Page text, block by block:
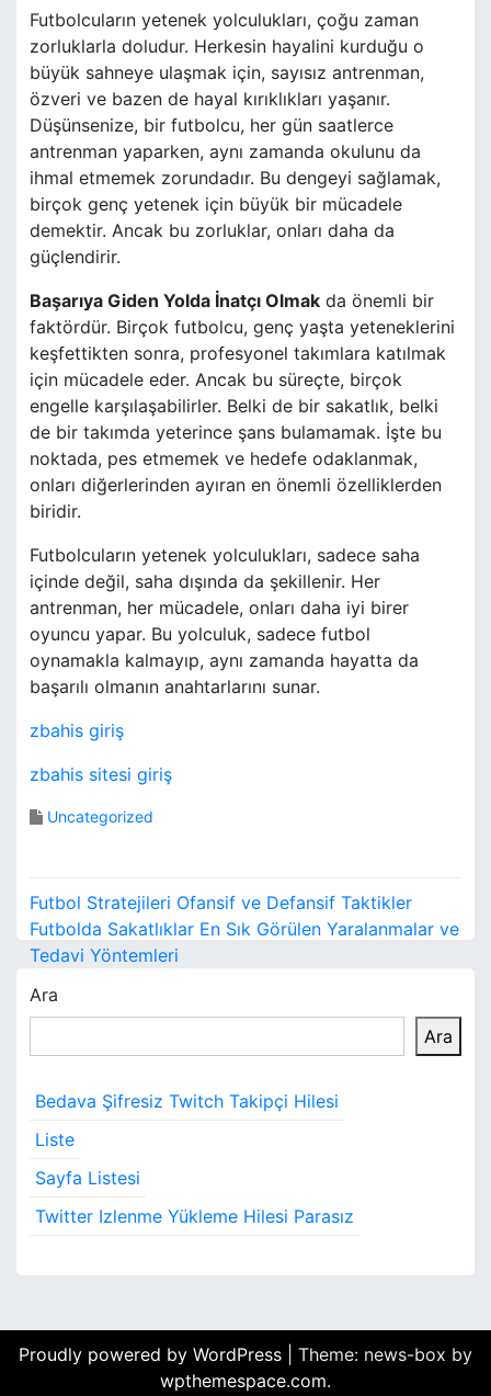
Futbolcuların yetenek yolculukları, çoğu zaman
zorluklarla doludur. Herkesin hayalini kurduğu o
büyük sahneye ulaşmak için, sayısız antrenman,
özveri ve bazen de hayal kırıklıkları yaşanır.
Düşünsenize, bir futbolcu, her gün saatlerce
antrenman yaparken, aynı zamanda okulunu da
ihmal etmemek zorundadır. Bu dengeyi sağlamak,
birçok genç yetenek için büyük bir mücadele
demektir. Ancak bu zorluklar, onları daha da
güçlendirir.
Başarıya Giden Yolda İnatçı Olmak da önemli bir
faktördür. Birçok futbolcu, genç yaşta yeteneklerini
keşfettikten sonra, profesyonel takımlara katılmak
için mücadele eder. Ancak bu süreçte, birçok
engelle karşılaşabilirler. Belki de bir sakatlık, belki
de bir takımda yeterince şans bulamamak. İşte bu
noktada, pes etmemek ve hedefe odaklanmak,
onları diğerlerinden ayıran en önemli özelliklerden
biridir.
Futbolcuların yetenek yolculukları, sadece saha
içinde değil, saha dışında da şekillenir. Her
antrenman, her mücadele, onları daha iyi birer
oyuncu yapar. Bu yolculuk, sadece futbol
oynamakla kalmayıp, aynı zamanda hayatta da
başarılı olmanın anahtarlarını sunar.
zbahis giriş
zbahis sitesi giriş
Uncategorized
Y
a
z
ı
g
e
z
i
n
s
Futbol Stratejileri Ofansif ve Defansif Taktikler
Futbolda Sakatlıklar En Sık Görülen Yaralanmalar ve
Tedavi Yöntemleri
Ara
Ara
Bedava Şifresiz Twitch Takipçi Hilesi
Liste
Sayfa Listesi
Twitter Izlenme Yükleme Hilesi Parasız
Proudly powered by WordPress
Theme: news-box by
wpthemespace.com.